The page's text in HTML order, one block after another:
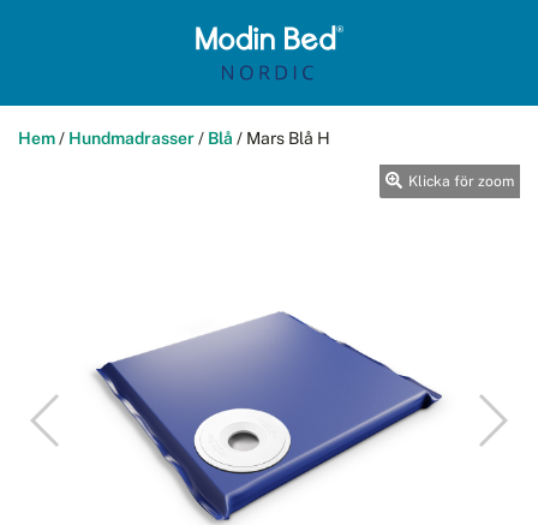
Hem/ Hundmadrasser/ Blå / Mars Blå H
Klicka för zoom